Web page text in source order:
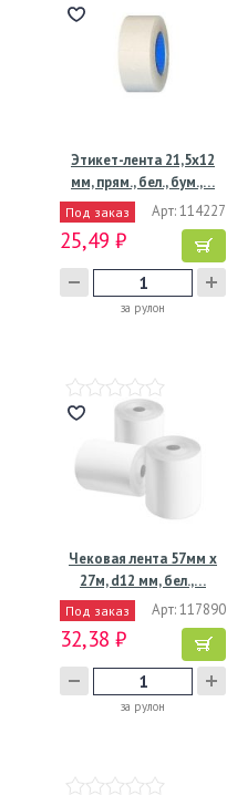
Этикет-лента 21,5х12
мм, прям., бел., бум.,…
Под заказ Арт: 114227
25,49 ₽
за рулон
Чековая лента 57мм х
27м, d12 мм, бел.,…
Под заказ Арт: 117890
32,38 ₽
за рулон